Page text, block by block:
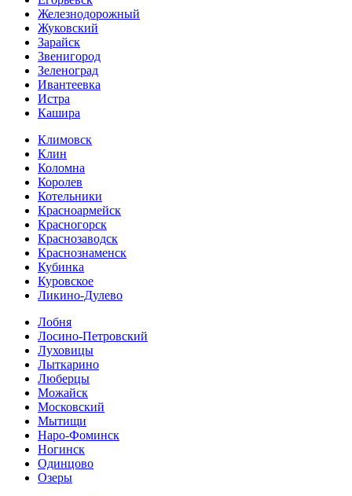
Железнодорожный
Жуковский
Зарайск
Звенигород
Зеленоград
Ивантеевка
Истра
Кашира
Климовск
Клин
Коломна
Королев
Котельники
Красноармейск
Красногорск
Краснозаводск
Краснознаменск
Кубинка
Куровское
Ликино-Дулево
Лобня
Лосино-Петровский
Луховицы
Лыткарино
Люберцы
Можайск
Московский
Мытищи
Наро-Фоминск
Ногинск
Одинцово
Озеры